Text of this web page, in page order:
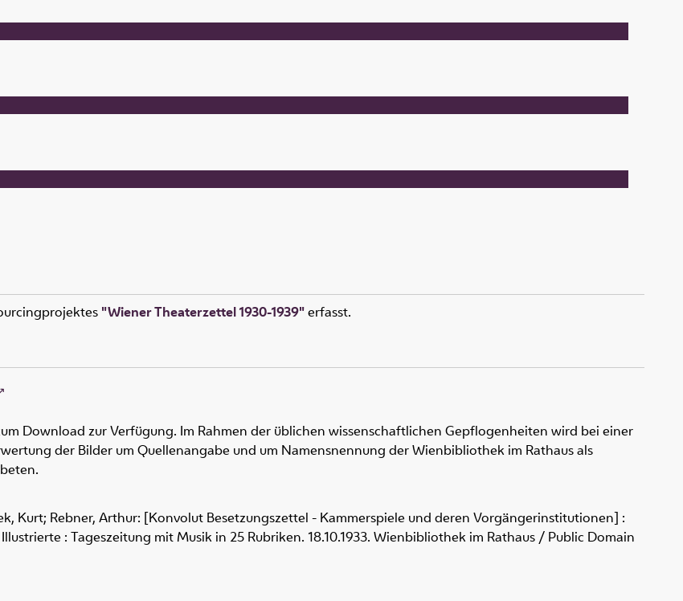
"Wiener Theaterzettel 1930-1939"erfasst.
Download zur Verfügung. Im Rahmen der üblichen wissenschaftlichen Gepflogenheiten wird bei einer
der Bilder um Quellenangabe und um Namensnennung der Wienbibliothek im Rathaus als
Kurt; Rebner, Arthur: [Konvolut Besetzungszettel - Kammerspiele und deren Vorgängerinstitutionen] :
: Tageszeitung mit Musik in 25 Rubriken. 18.10.1933. Wienbibliothek im Rathaus / Public Domain